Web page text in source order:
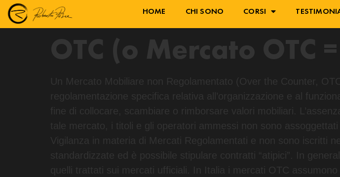
HOME CHI SONO CORSI
OTC (o Mercato OTC
Un Mercato Mobiliare non Regolamentato (Over the Counter,
regolamentazione specifica relativa all’organizzazione e al
fine di collocare, scambiare o rimborsare valori mobiliari.
tale mercato, i titoli e gli operatori ammessi non sono
Vigilanza in materia di Mercati Regolamentati e non sono iscritti
standardizzate ed è possibile stipulare contratti “atipici”. In
quelli trattati sui mercati ufficiali. In Italia i mercati OTC